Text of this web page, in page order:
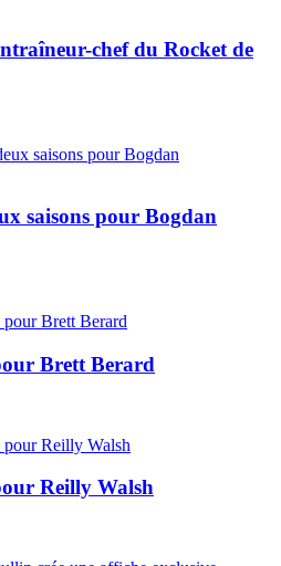
chef du Rocket de
saisons pour Bogdan
Brett Berard
Reilly Walsh